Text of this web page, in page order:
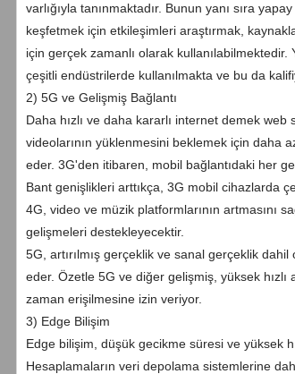
varlığıyla tanınmaktadır. Bunun yanı sıra
keşfetmek için etkileşimleri araştırmak,
için gerçek zamanlı olarak
çeşitli endüstrilerde kullanılmakta ve bu da
2) 5G ve Gelişmiş Bağlantı
Daha hızlı ve daha kararlı internet demek web
videolarının yüklenmesini beklemek için daha
eder. 3G'den itibaren, mobil bağlantıdaki her
Bant genişlikleri arttıkça, 3G mobil cihazlarda
4G, video ve müzik platformlarının artmasını
gelişmeleri destekleyecektir.
5G, artırılmış gerçeklik ve sanal gerçeklik
eder. Özetle 5G ve diğer gelişmiş, yüksek hızlı
zaman erişilmesine izin veriyor.
3) Edge Bilişim
Edge bilişim, düşük gecikme süresi ve yüksek
Hesaplamaların veri depolama sistemlerine